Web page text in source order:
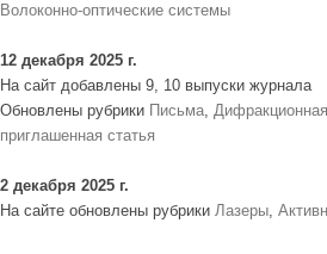
Волоконно-оптические системы
12 декабря 2025 г.
На сайт добавлены 9, 10 выпуски журнала
Обновлены рубрики Письма,
приглашенная статья
2 декабря 2025 г.
На сайте обновлены рубрики Лазеры,